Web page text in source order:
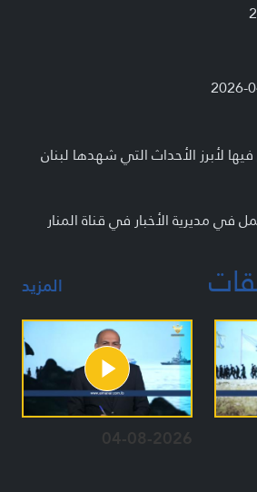
لأبرز الأحداث التي شهدها لبنان
في مديرية الأخبار في قناة المنار
المزيد
04-08-2026